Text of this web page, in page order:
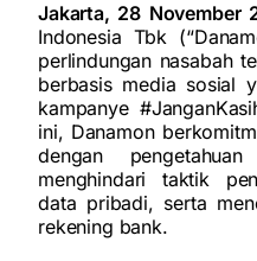
Jakarta, 28 November
Indonesia Tbk
perlindungan nasabah
berbasis media sosial
kampanye
ini, Danamon
dengan
menghindari taktik
data pribadi, serta
rekening bank.